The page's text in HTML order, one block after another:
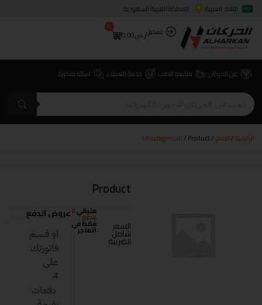
اللغة: العربية
المملكة العربية السعودية
تسجيلر.س0.00
0
عن الحركان متابعة الطلب خدمة العملاء اسئلة متكررة
الرئيسية/المتجر/
Uncategorized/ Product
Product
السعر
شامل
الضريبة
متبقي0
قطع
فقط في
المتجر
عروض الدفع